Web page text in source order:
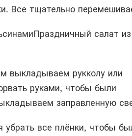
Все тщательно
Праздничный салат из
выкладываем рукколу или
руками, чтобы были
заправленную
все плёнки, чтобы